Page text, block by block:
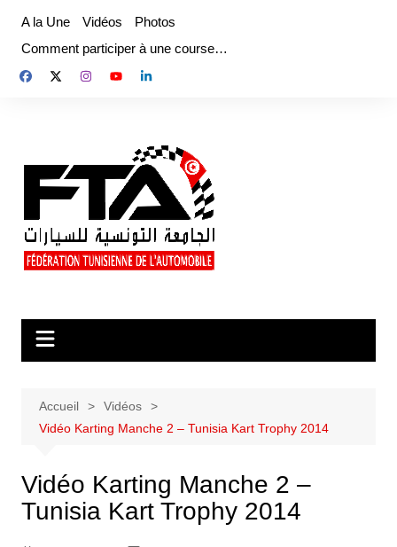
contenu
A la Une Vidéos
Photos
Comment participer à une course…
Accueil
Vidéos
Vidéo Karting Manche 2 – Tunisia Kart Trophy 2014
Vidéo Karting Manche 2 –
Tunisia Kart Trophy 2014